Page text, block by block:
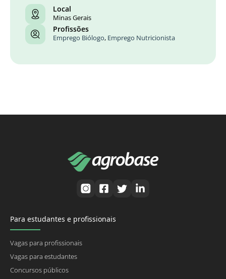
Local
Minas Gerais
Profissões
Emprego Biólogo, Emprego Nutricionista
Para estudantes e profissionais
Vagas para profissionais
Vagas para estudantes
Concursos públicos